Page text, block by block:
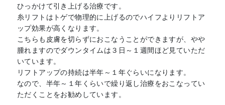
ひっかけて引き上げる治療です。
糸リフトはトゲで物理的に上げるのでハイフよりリフトア
ップ効果が高くなります。
こちらも皮膚を切らずにおこなうことができますが、やや
腫れますのでダウンタイムは３日～１週間ほど見ていただ
いています。
リフトアップの持続は半年～１年ぐらいになります。
なので、半年～１年くらいで繰り返し治療をおこなってい
ただくことをお勧めしています。